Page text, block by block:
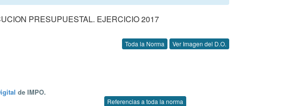
PRESUPUESTAL. EJERCICIO 2017
Toda la Norma Ver Imagen del D.O.
de IMPO.
Referencias a toda la norma